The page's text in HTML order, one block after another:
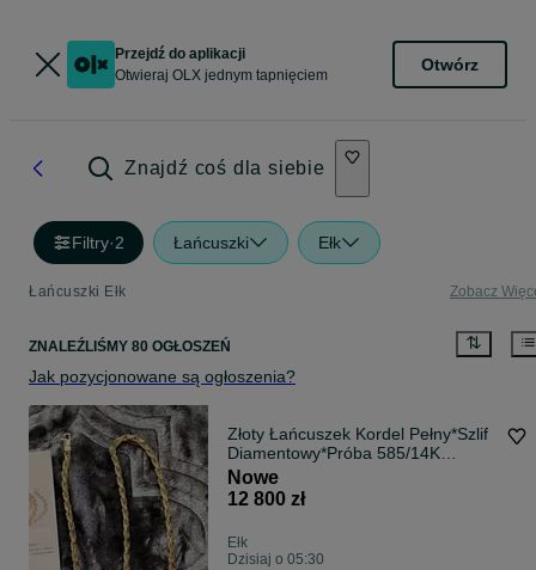
Przejdź do aplikacji
Otwieraj OLX jednym tapnięciem
Otwórz
Znajdź coś dla siebie
Filtry·2 Łańcuszki Ełk
Łańcuszki Ełk Zobacz
ZNALEŹLIŚMY 80 OGŁOSZEŃ
Jak pozycjonowane są ogłoszenia?
Złoty Łańcuszek Kordel Pełny*Szlif
Diamentowy*Próba 585/14K
Ocechowany Świadectwo Nowy
Nowe
12 800 zł
Ełk
Dzisiaj o 05:30